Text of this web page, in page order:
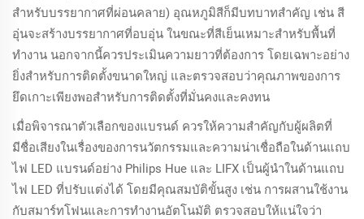
สำหรับบรรยากาศที่ผ่อนคลาย) อุณหภูมิสีก็มีบทบาทสำคัญ เช่น สี
อุ่นจะสร้างบรรยากาศที่อบอุ่น ในขณะที่สีเย็นเหมาะสำหรับพื้นที่
ทำงาน นอกจากนี้ควรประเมินความยาวที่ต้องการ โดยเฉพาะอย่าง
ยิ่งสำหรับการติดตั้งขนาดใหญ่ และตรวจสอบว่าคุณภาพของการ
ยึดเกาะเพียงพอสำหรับการติดตั้งที่มั่นคงและคงทน
เมื่อพิจารณาตัวเลือกของแบรนด์ ควรให้ความสำคัญกับผู้ผลิตที่
มีชื่อเสียงในเรื่องของการนวัตกรรมและความน่าเชื่อถือในด้านแถบ
ไฟ LED แบรนด์อย่าง Philips Hue และ LIFX เป็นผู้นำในด้านแถบ
ไฟ LED ที่ปรับแต่งได้ โดยมีคุณสมบัติขั้นสูง เช่น การผสานใช้งาน
กับสมาร์ทโฟนและการทำงานอัตโนมัติ ตรวจสอบให้แน่ใจว่า